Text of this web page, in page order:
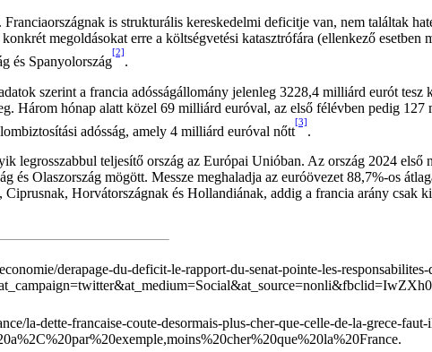
is strukturális kereskedelmi deficitje van, nem találtak
megoldásokat erre a költségvetési katasztrófára (ellenkező
és Spanyolország
[2]
.
szerint a francia adósságállomány jelenleg 3228,4 milliárd eurót
Három hónap alatt közel 69 milliárd euróval, az első félévben pedig
adósság, amely 4 milliárd euróval nőtt
[3]
.
legrosszabbul teljesítő ország az Európai Unióban. Az ország 2024
és Olaszország mögött. Messze meghaladja az euróövezet 88,7%-os
Horvátországnak és Hollandiának, addig a francia arány csak
derapage-du-deficit-le-rapport-du-senat-pointe-les-
la-dette-francaise-coute-desormais-plus-cher-que-celle-de-la-grece-